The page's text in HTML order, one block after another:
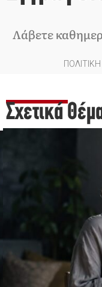
Λάβετε
Σχετικά